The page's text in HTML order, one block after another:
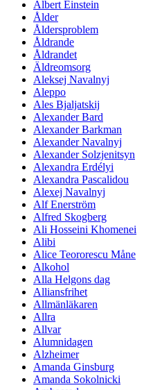
Albert Einstein
Ålder
Åldersproblem
Åldrande
Åldrandet
Äldreomsorg
Aleksej Navalnyj
Aleppo
Ales Bjaljatskij
Alexander Bard
Alexander Barkman
Alexander Navalnyj
Alexander Solzjenitsyn
Alexandra Erdélyi
Alexandra Pascalidou
Alexej Navalnyj
Alf Enerström
Alfred Skogberg
Ali Hosseini Khomenei
Alibi
Alice Teororescu Måne
Alkohol
Alla Helgons dag
Alliansfrihet
Allmänläkaren
Allra
Allvar
Alumnidagen
Alzheimer
Amanda Ginsburg
Amanda Sokolnicki